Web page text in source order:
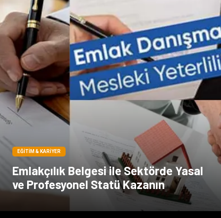
EĞITIM & KARIYER
Emlakçılık Belgesi ile Sektörde Yasal
ve Profesyonel Statü Kazanın